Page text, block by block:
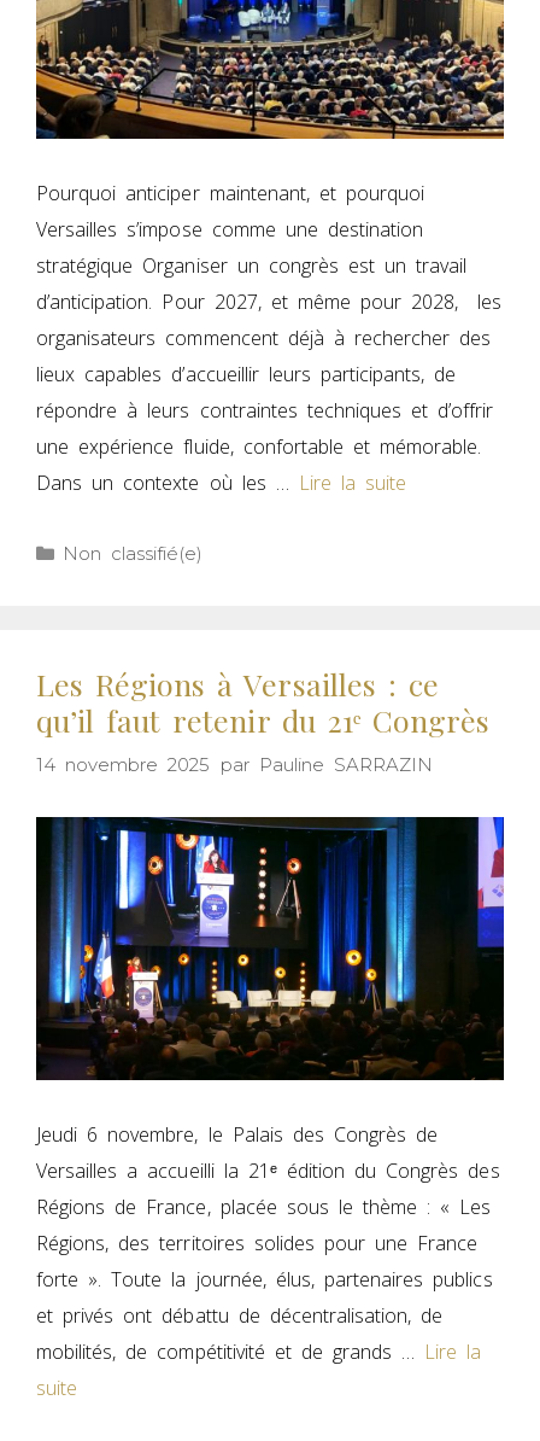
Pourquoi anticiper maintenant, et pourquoi
Versailles s’impose comme une destination
stratégique Organiser un congrès est un travail
d’anticipation. Pour 2027, et même pour 2028, les
organisateurs commencent déjà à rechercher des
lieux capables d’accueillir leurs participants, de
répondre à leurs contraintes techniques et d’offrir
une expérience fluide, confortable et mémorable.
Dans un contexte où les … Lire la suite
Non classifié(e)
Les Régions à Versailles : ce
qu’il faut retenir du 21ᵉ Congrès
14 novembre 2025 par Pauline SARRAZIN
Jeudi 6 novembre, le Palais des Congrès de
Versailles a accueilli la 21ᵉ édition du Congrès des
Régions de France, placée sous le thème : « Les
Régions, des territoires solides pour une France
forte ». Toute la journée, élus, partenaires publics
et privés ont débattu de décentralisation, de
mobilités, de compétitivité et de grands … Lire la
suite